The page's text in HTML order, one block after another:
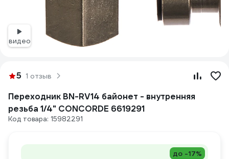
видео
5 1 отзыв
Переходник BN-RV14 байонет - внутренняя
резьба 1/4" CONCORDE 6619291
Код товара: 15982291
до -17%